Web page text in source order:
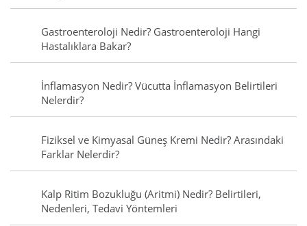
Gastroenteroloji Nedir? Gastroenteroloji Hangi
Hastalıklara Bakar?
İnflamasyon Nedir? Vücutta İnflamasyon Belirtileri
Nelerdir?
Fiziksel ve Kimyasal Güneş Kremi Nedir? Arasındaki
Farklar Nelerdir?
Kalp Ritim Bozukluğu (Aritmi) Nedir? Belirtileri,
Nedenleri, Tedavi Yöntemleri